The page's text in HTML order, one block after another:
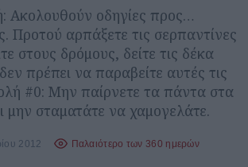
Ακολουθούν οδηγίες προς…
Προτού αρπάξετε τις σερπαντίνες
στους δρόμους, δείτε τις δέκα
πρέπει να παραβείτε αυτές τις
#0: Μην παίρνετε τα πάντα στα
μην σταματάτε να χαμογελάτε.
2012 Παλαιότερο των 360 ημερών